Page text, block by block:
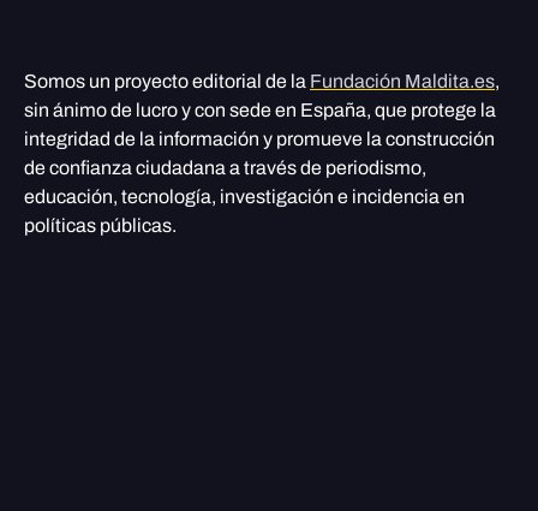
Somos un proyecto editorial de la Fundación Maldita.es,
sin ánimo de lucro y con sede en España, que protege la
integridad de la información y promueve la construcción
de confianza ciudadana a través de periodismo,
educación, tecnología, investigación e incidencia en
políticas públicas.